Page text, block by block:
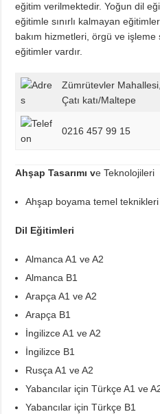
eğitim verilmektedir. Yoğun dil
eğitimle sınırlı kalmayan
bakım hizmetleri, örgü ve
eğitimler vardır.
Zümrütevler
Çatı katı/Maltepe
0216 457 99 15
Ahşap Tasarımı ve Teknolojileri
Ahşap boyama temel teknikleri
Dil Eğitimleri
Almanca A1 ve A2
Almanca B1
Arapça A1 ve A2
Arapça B1
İngilizce A1 ve A2
İngilizce B1
Rusça A1 ve A2
Yabancılar için Türkçe A1 ve
Yabancılar için Türkçe B1